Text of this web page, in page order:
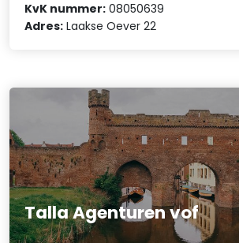
KvK nummer: 08050639
Adres: Laakse Oever 22
Talla Agenturen vof